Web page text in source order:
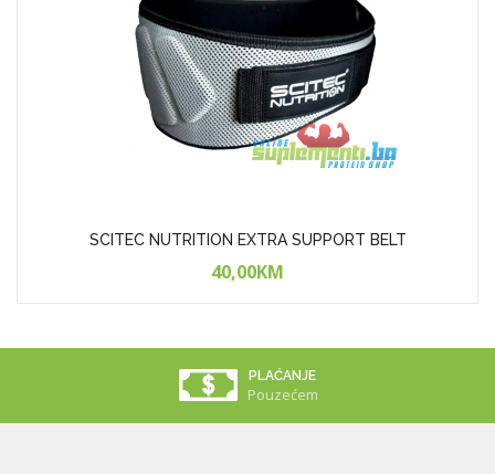
SCITEC NUTRITION EXTRA SUPPORT BELT
40,00KM
PLAĆANJE
Pouzećem